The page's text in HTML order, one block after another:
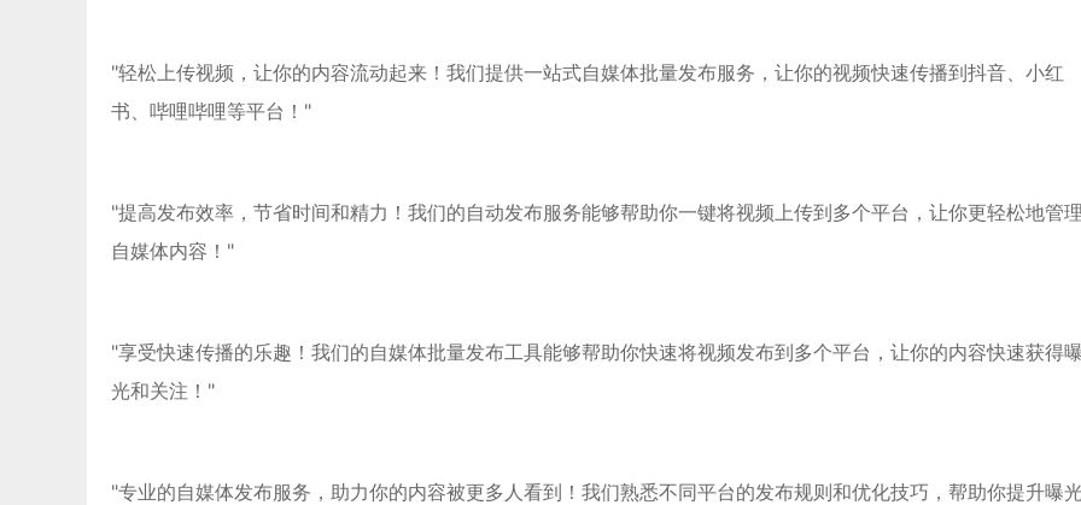
"轻松上传视频，让你的内容流动起来！我们提供一站式自媒体批量发布服务，让你的视频快速传播到抖音、小红
书、哔哩哔哩等平台！"
"提高发布效率，节省时间和精力！我们的自动发布服务能够帮助你一键将视频上传到多个平台，让你更轻松地管
自媒体内容！"
"享受快速传播的乐趣！我们的自媒体批量发布工具能够帮助你快速将视频发布到多个平台，让你的内容快速获得
光和关注！"
"专业的自媒体发布服务，助力你的内容被更多人看到！我们熟悉不同平台的发布规则和优化技巧，帮助你提升曝